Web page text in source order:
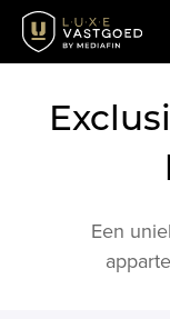
Een